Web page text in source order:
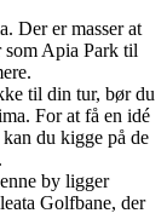
Der er masser at
som Apia Park til
til din tur, bør du
For at få en idé
du kigge på de
by ligger
Golfbane, der